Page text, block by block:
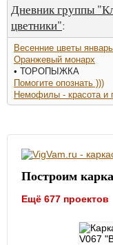
Дневник группы
цветники":
Весенние цветы
Оранжевый монарх
• ТОРОПЫЖКА
Помогите опознать )))
Немофилы - красота и
Построим
Ещё 677 проектов